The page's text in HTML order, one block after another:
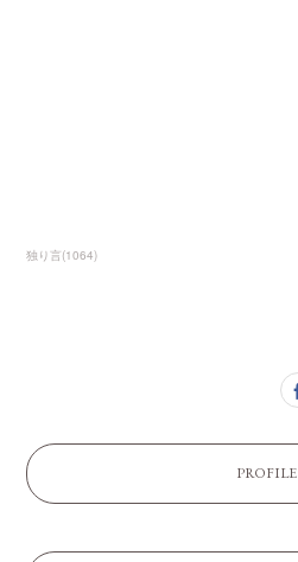
独り言(1064)
PROFILE